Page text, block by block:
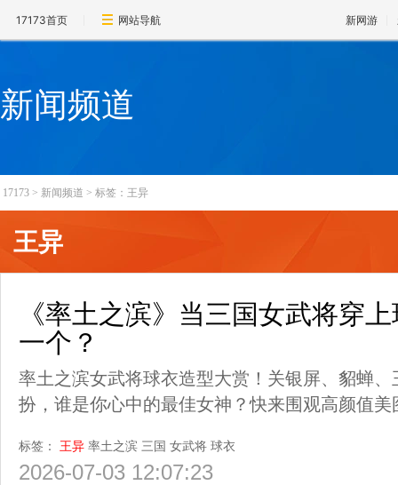
17173首页 网站导航 新网游
新闻频道
17173 > 新闻频道 > 标签：王异
王异
《率土之滨》当三国女武将穿
一个？
率土之滨女武将球衣造型大赏！关银屏、貂蝉
扮，谁是你心中的最佳女神？快来围观高颜值
标签： 王异 率土之滨 三国 女武将 球衣
2026-07-03 12:07:23